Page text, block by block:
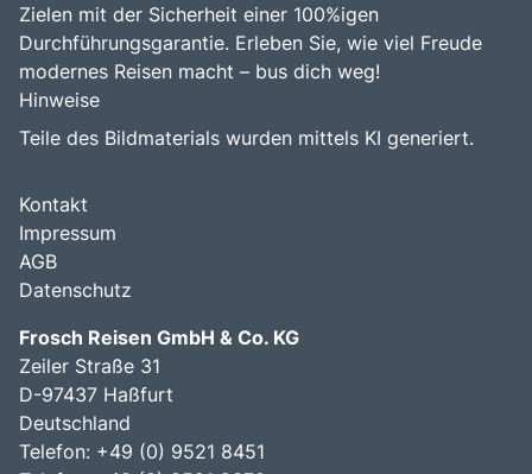
Zielen mit der Sicherheit einer 100%igen
Durchführungsgarantie. Erleben Sie, wie viel Freude
modernes Reisen macht – bus dich weg!
Hinweise
Teile des Bildmaterials wurden mittels KI generiert.
Kontakt
Impressum
AGB
Datenschutz
Frosch Reisen GmbH & Co. KG
Zeiler Straße 31
D-97437 Haßfurt
Deutschland
Telefon: +49 (0) 9521 8451